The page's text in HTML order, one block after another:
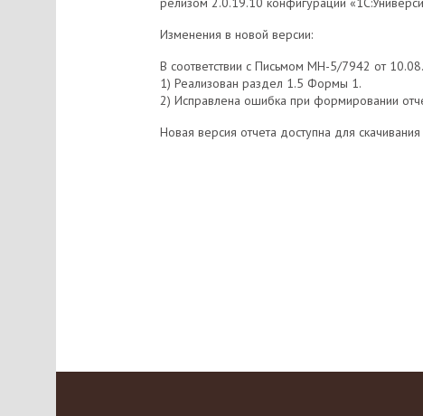
Изменения в новой версии:
В соответствии с Письмом МН-5/7942 от
1) Реализован раздел 1.5 Формы 1.
2) Исправлена ошибка при формировании
Новая версия отчета доступна для